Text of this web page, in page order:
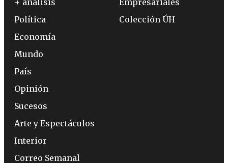
Política
Economía
Mundo
País
Opinión
Sucesos
Arte y Espectáculos
Interior
Correo Semanal
Colección ÚH